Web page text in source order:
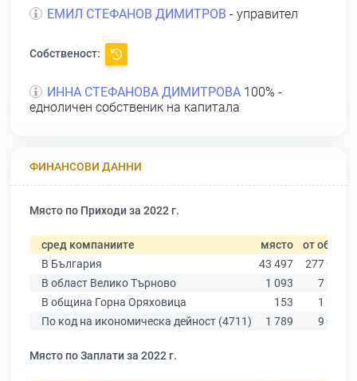
ЕМИЛ СТЕФАНОВ ДИМИТРОВ - управител
Собственост:
ИННА СТЕФАНОВА ДИМИТРОВА 100% -
едноличен собственик на капитала
ФИНАНСОВИ ДАННИ
Място по Приходи за 2022 г.
сред компаниите място от общо
В България
43 497
277 019
В област Велико Търново
1 093
7 358
В община Горна Оряховица
153
1 205
По код на икономическа дейност (4711)
1 789 9 025
Място по Заплати за 2022 г.